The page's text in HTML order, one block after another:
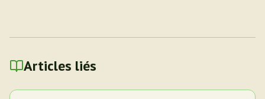
Articles liés